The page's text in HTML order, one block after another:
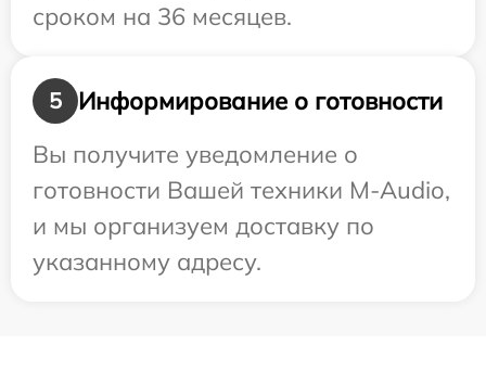
сроком на 36 месяцев.
5
Информирование о готовности
Вы получите уведомление о
готовности Вашей техники M-Audio,
и мы организуем доставку по
указанному адресу.